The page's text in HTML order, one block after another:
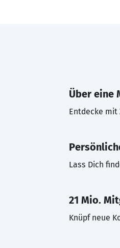
Über eine
Entdecke mit
Lass Dich
21 Mio.
Knüpf neue